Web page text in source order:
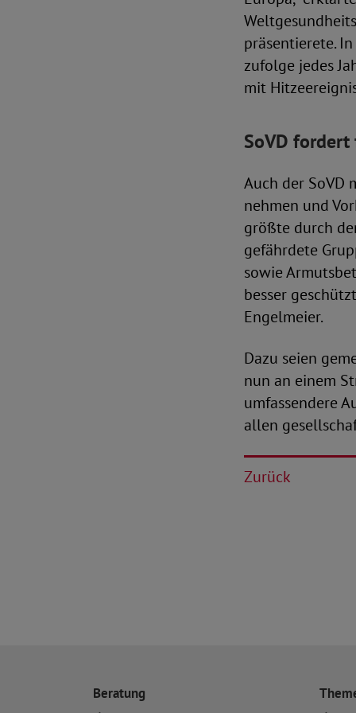
präsentierete.
zufolge jedes
mit
SoVD
Auch der SoVD
nehmen und
größte durch
gefährdete
sowie
besser
Engelmeier.
Dazu seien
nun an einem
umfassendere
allen
Zurück
Beratung